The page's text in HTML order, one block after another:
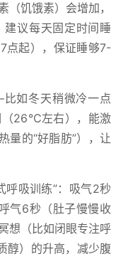
（饥饿素）会增加，
建议每天固定时间睡
点起），保证睡够7-
如冬天稍微冷一点
（26℃左右），能激
量的“好脂肪”），让
呼吸训练”：吸气2秒
气6秒（肚子慢慢收
想（比如闭眼专注呼
醇）的升高，减少腹